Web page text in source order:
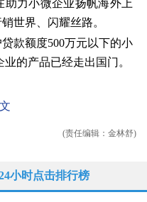
助力小微企业扬帆海外上
世界、闪耀丝路。
款额度500万元以下的小
的产品已经走出国门。
(责任编辑：金林舒)
小时点击排行榜